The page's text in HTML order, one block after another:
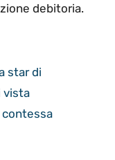
debitoria.
star di
vista
contessa